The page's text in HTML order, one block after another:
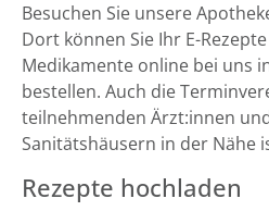
Besuchen Sie unsere
Dort können Sie Ihr E-
Medikamente online bei uns
bestellen. Auch die
teilnehmenden Ärzt:innen
Sanitätshäusern in der Nähe
Rezepte hochladen